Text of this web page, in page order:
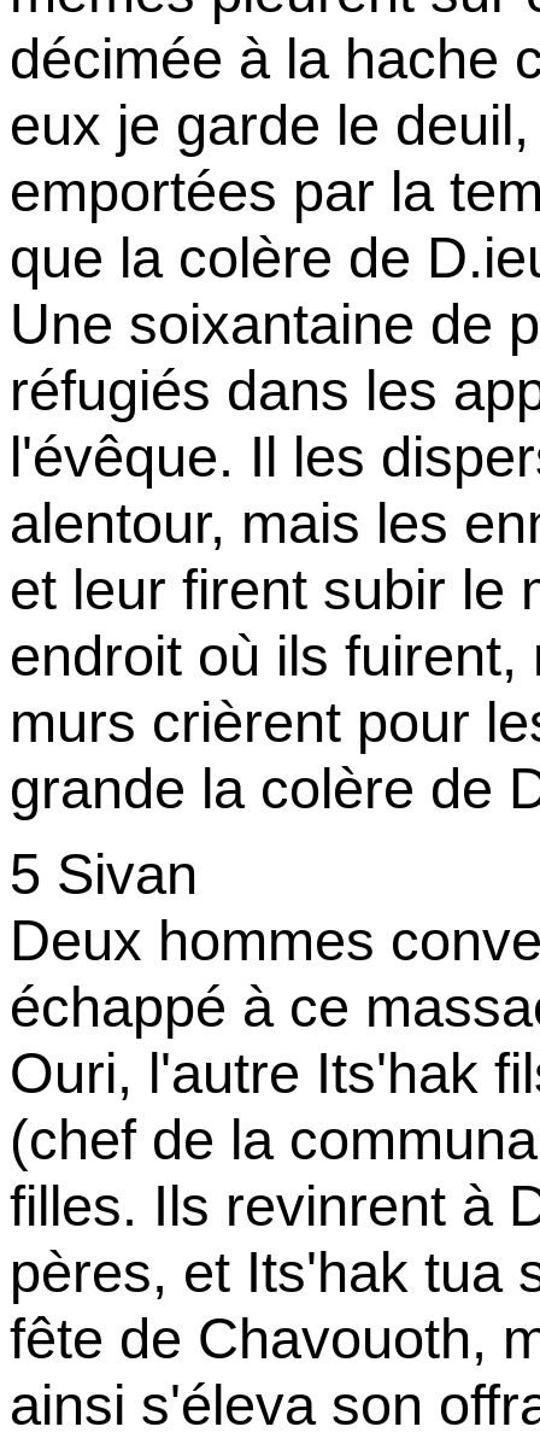
décimée à la hache
eux je garde le
emportées par la
que la colère de
Une soixantaine de
réfugiés dans les
l'évêque. Il les
alentour, mais les
et leur firent subir le
endroit où ils
murs crièrent pour
grande la colère de
5 Sivan
Deux hommes
échappé à ce
Ouri, l'autre Its'hak
(chef de la
filles. Ils revinrent à
pères, et Its'hak tua
fête de Chavouoth,
ainsi s'éleva son